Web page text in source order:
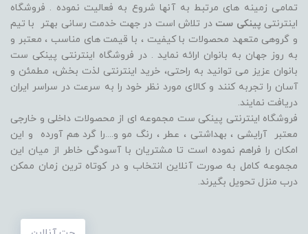
تمامی زمینه های مرتبط به آنها شروع به فعالیت نموده . فروشگاه
اینترنتی پینکی ست در تلاش است در جهت خدمت رسانی بهتر با تیم
و گروهی متعهد محصولات با کیفیت ، با قیمت های مناسب ، معتبر و
به روز جهان به بانوان ارائه نماید . در فروشگاه اینترنتی پینکی ست
بانوان عزیز می توانيد به راحتی، خرید اینترنتی لذت بخش، مطمئن و
آسان را تجربه کنند و کالای مورد نظر خود را به سرعت در سراسر ایران
دریافت نمایند.
فروشگاه اینترنتی پینکی ست مجموعه ای از محصولات داخلی و خارجی
معتبر آرایشی ، بهداشتی ، عطر ، رنگ مو و....را گرد هم آورده و اين
امکان را فراهم نموده است تا مشتريان با آسودگی خاطر از ميان اين
مجموعه کامل به صورت آنلاين انتخاب و در کوتاه ترين زمان ممکن
درب منزل تحویل بگیرند.